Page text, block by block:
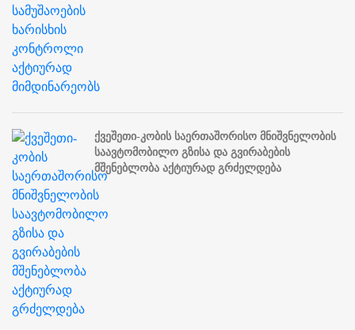
ქვეშეთი-კობის საერთაშორისო მნიშვნელობის
საავტომობილო გზისა და გვირაბების
მშენებლობა აქტიურად გრძელდება